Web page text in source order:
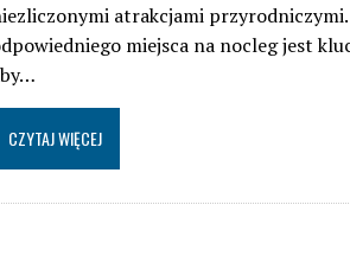
atrakcjami
miejsca na nocleg jest
CZYTAJ WIĘCEJ